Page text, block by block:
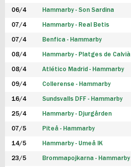
06/4 Hammarby - Son Sardina
07/4 Hammarby - Real Betis
07/4 Benfica - Hammarby
08/4 Hammarby - Platges de Calvià
08/4 Atlético Madrid - Hammarby
09/4 Collerense - Hammarby
16/4 Sundsvalls DFF - Hammarby
25/4 Hammarby - Djurgården
07/5 Piteå - Hammarby
14/5 Hammarby - Umeå IK
23/5 Brommapojkarna - Hammarby